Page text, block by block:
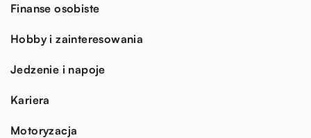
Finanse osobiste
Hobby i zainteresowania
Jedzenie i napoje
Kariera
Motoryzacja